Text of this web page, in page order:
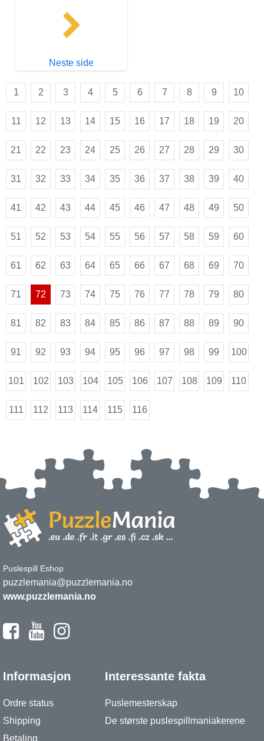
Neste side
1 2 3 4 5 6 7 8 9 10
11 12 13 14 15 16 17 18 19 20
21 22 23 24 25 26 27 28 29 30
31 32 33 34 35 36 37 38 39 40
41 42 43 44 45 46 47 48 49 50
51 52 53 54 55 56 57 58 59 60
61 62 63 64 65 66 67 68 69 70
71 72 73 74 75 76 77 78 79 80
81 82 83 84 85 86 87 88 89 90
91 92 93 94 95 96 97 98 99 100
101 102 103 104 105 106 107 108 109 110
111 112 113 114 115 116
Puslespill Eshop
puzzlemania@puzzlemania.no
www.puzzlemania.no
Informasjon
Ordre status
Shipping
Betaling
Interessante fakta
Puslemesterskap
De største puslespillmaniakerene